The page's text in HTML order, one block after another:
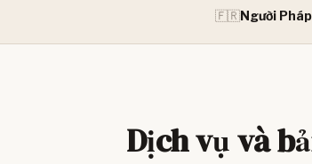
🇫🇷Người Pháp
Dịch vụ và